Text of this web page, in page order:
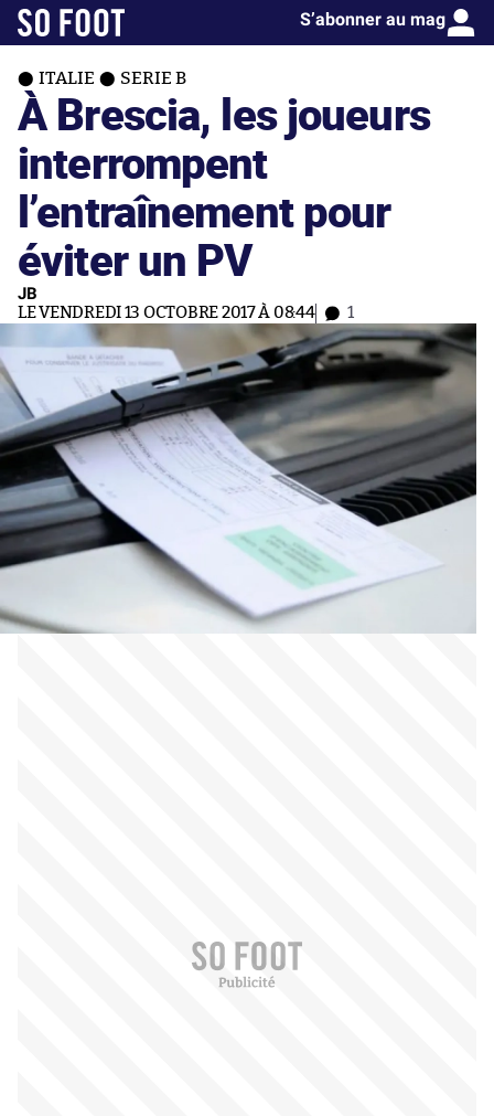
S’abonner au mag
ITALIE SERIE B
À Brescia, les joueurs
interrompent
l’entraînement pour
éviter un PV
JB
LE VENDREDI 13 OCTOBRE 2017 À 08:44 1